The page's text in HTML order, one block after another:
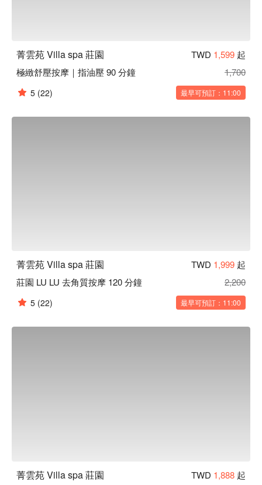
菁雲苑 Villa spa 莊園 TWD 1,599 起
極緻舒壓按摩｜指油壓 90 分鐘
1,700
5 (22) 最早可預訂：11:00
菁雲苑 Villa spa 莊園 TWD 1,999 起
莊園 LU LU 去角質按摩 120 分鐘
2,200
5 (22) 最早可預訂：11:00
菁雲苑 Villa spa 莊園 TWD 1,888 起